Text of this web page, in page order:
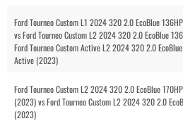
Ford Tourneo Custom L1 2024 320 2.0 EcoBlue
vs Ford Tourneo Custom L2 2024 320 2.0 EcoBlue
Ford Tourneo Custom Active L2 2024 320 2.0
Active (2023)
Ford Tourneo Custom L2 2024 320 2.0 EcoBlue
(2023) vs Ford Tourneo Custom L2 2024 320 2.0
(2023)